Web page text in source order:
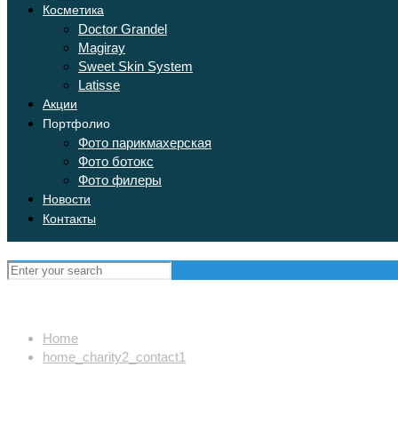
Косметика
Doctor Grandel
Magiray
Sweet Skin System
Latisse
Акции
Портфолио
Фото парикмахерская
Фото ботокс
Фото филеры
Новости
Контакты
Home
home_charity2_contact1